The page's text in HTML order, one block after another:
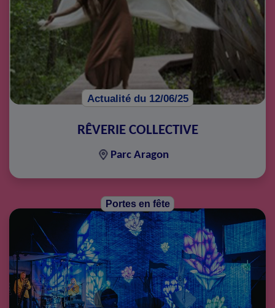
Actualité du 12/06/25
RÊVERIE COLLECTIVE
Parc Aragon
Portes en fête